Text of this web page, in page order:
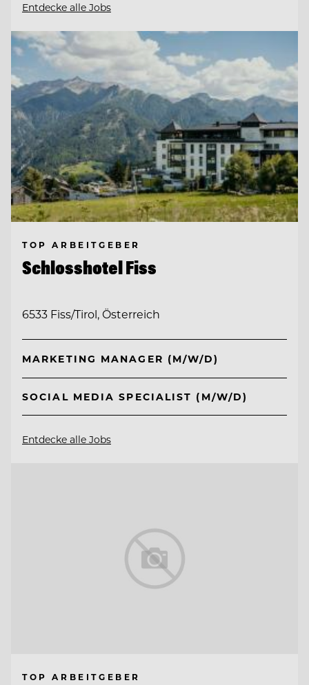
Entdecke alle Jobs
TOP ARBEITGEBER
Schlosshotel Fiss
6533 Fiss/Tirol, Österreich
MARKETING MANAGER (M/W/D)
SOCIAL MEDIA SPECIALIST (M/W/D)
Entdecke alle Jobs
TOP ARBEITGEBER